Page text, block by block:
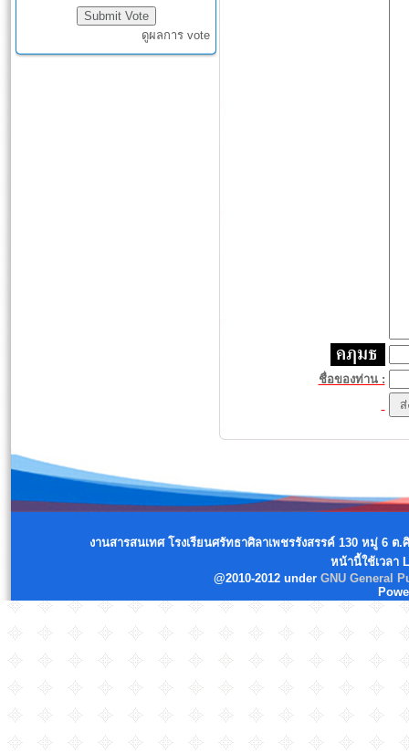
ดูผลการ vote
ชื่อของท่าน :
งานสารสนเทศ โรงเรียนศรัทธาศิลาเพชรรังสรรค์ 130 หมู่ 6
หน้านี้ใช้เวลา
@2010-2012 under GNU General